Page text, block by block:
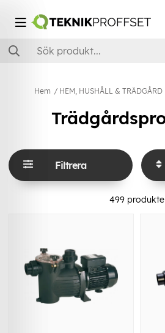
Hem HEM, HUSHÅLL & TRÄDGÅRD
Filtrera
499